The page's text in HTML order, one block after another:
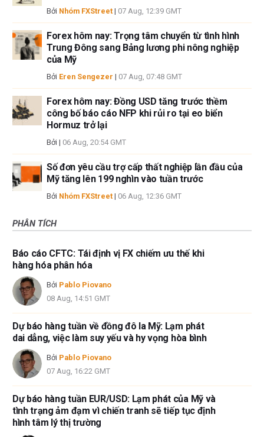
Bởi Nhóm FXStreet | 07 Aug, 12:39 GMT
Forex hôm nay: Trọng tâm chuyển từ tình hình
Trung Đông sang Bảng lương phi nông nghiệp
của Mỹ
Bởi Eren Sengezer | 07 Aug, 07:48 GMT
Forex hôm nay: Đồng USD tăng trước thềm
công bố báo cáo NFP khi rủi ro tại eo biển
Hormuz trở lại
Bởi | 06 Aug, 20:54 GMT
Số đơn yêu cầu trợ cấp thất nghiệp lần đầu của
Mỹ tăng lên 199 nghìn vào tuần trước
Bởi Nhóm FXStreet | 06 Aug, 12:36 GMT
PHÂN TÍCH
Báo cáo CFTC: Tái định vị FX chiếm ưu thế khi
hàng hóa phân hóa
Bởi Pablo Piovano
08 Aug, 14:51 GMT
Dự báo hàng tuần về đồng đô la Mỹ: Lạm phát
dai dẳng, việc làm suy yếu và hy vọng hòa bình
Bởi Pablo Piovano
07 Aug, 16:22 GMT
Dự báo hàng tuần EUR/USD: Lạm phát của Mỹ và
tình trạng ảm đạm vì chiến tranh sẽ tiếp tục định
hình tâm lý thị trường